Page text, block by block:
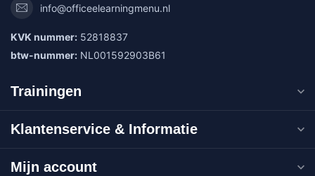
info@officeelearningmenu.nl
KVK nummer: 52818837
btw-nummer: NL001592903B61
Trainingen
Klantenservice & Informatie
Mijn account